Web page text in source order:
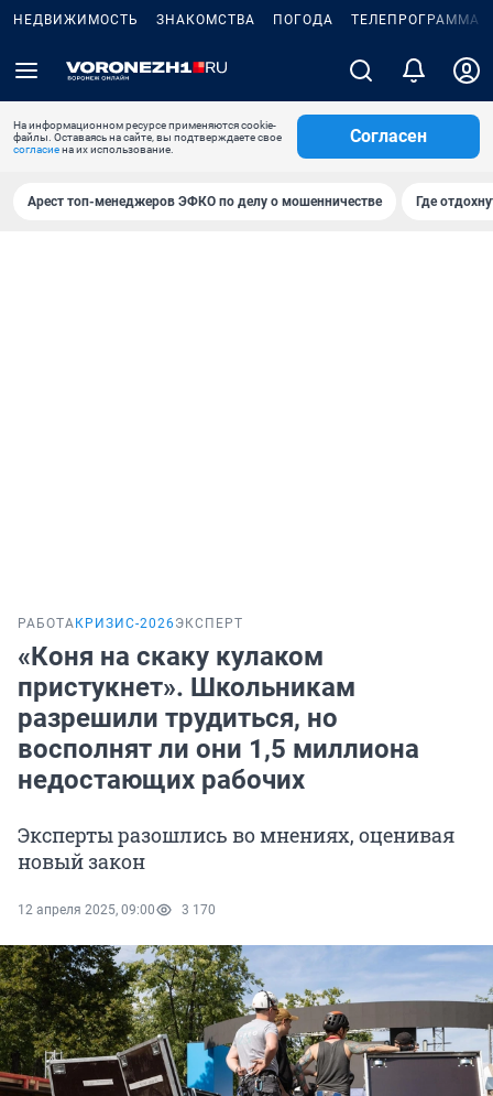
НЕДВИЖИМОСТЬ ЗНАКОМСТВА ПОГОДА ТЕЛЕПРОГРАММА
На информационном ресурсе применяются cookie-
файлы. Оставаясь на сайте, вы подтверждаете свое
согласиена их использование.
Согласен
Арест топ-менеджеров ЭФКО по делу о мошенничестве Где
РАБОТА КРИЗИС-2026ЭКСПЕРТ
«Коня на скаку кулаком
пристукнет». Школьникам
разрешили трудиться, но
восполнят ли они 1,5 миллиона
недостающих рабочих
Эксперты разошлись во мнениях, оценивая
новый закон
12 апреля 2025, 09:00 3 170